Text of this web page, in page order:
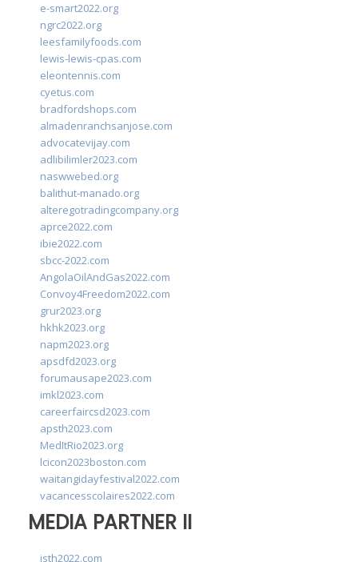
e-smart2022.org
ngrc2022.org
leesfamilyfoods.com
lewis-lewis-cpas.com
eleontennis.com
cyetus.com
bradfordshops.com
almadenranchsanjose.com
advocatevijay.com
adlibilimler2023.com
naswwebed.org
balithut-manado.org
alteregotradingcompany.org
aprce2022.com
ibie2022.com
sbcc-2022.com
AngolaOilAndGas2022.com
Convoy4Freedom2022.com
grur2023.org
hkhk2023.org
napm2023.org
apsdfd2023.org
forumausape2023.com
imkl2023.com
careerfaircsd2023.com
apsth2023.com
MedItRio2023.org
lcicon2023boston.com
waitangidayfestival2022.com
vacancesscolaires2022.com
MEDIA PARTNER II
isth2022.com